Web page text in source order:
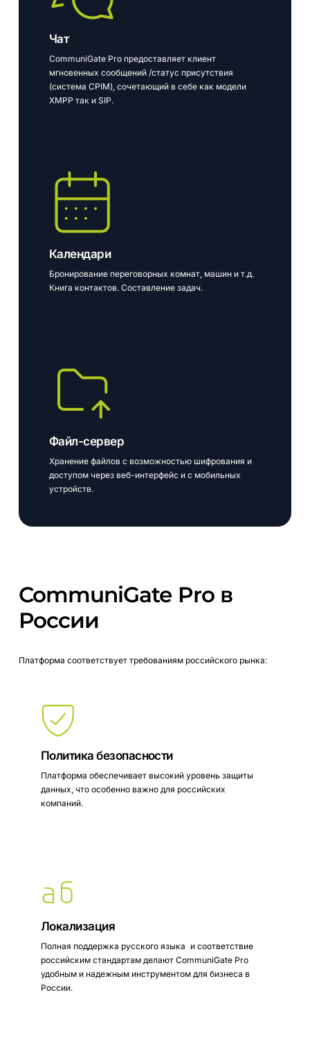
Чат
CommuniGate Pro предоставляет клиент
мгновенных сообщений /статус присутствия
(система CPIM), сочетающий в себе как модели
XMPP так и SIP.
Календари
Бронирование переговорных комнат, машин и т.д.
Книга контактов. Составление задач.
Файл-сервер
Хранение файлов с возможностью шифрования и
доступом через веб-интерфейс и с мобильных
устройств.
CommuniGate Pro в
России
Платформа соответствует требованиям российского рынка:
Политика безопасности
Платформа обеспечивает высокий уровень защиты
данных, что особенно важно для российских
компаний.
Локализация
Полная поддержка русского языка и соответствие
российским стандартам делают CommuniGate Pro
удобным и надежным инструментом для бизнеса в
России.